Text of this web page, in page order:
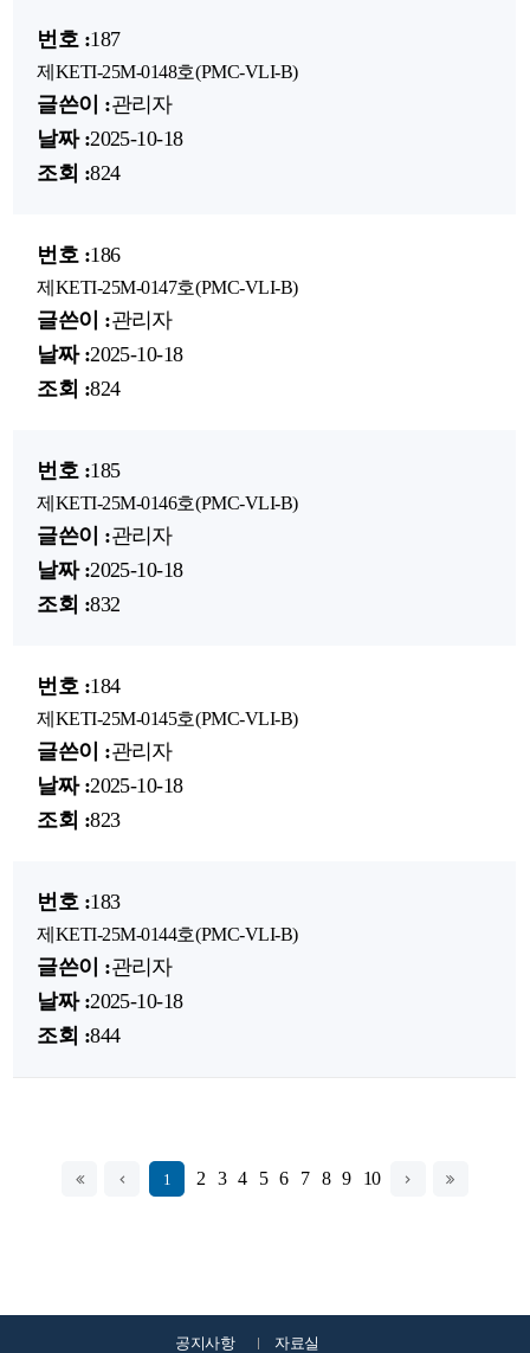
187
제KETI-25M-0148호(PMC-VLI-B)
관리자
2025-10-18
824
186
제KETI-25M-0147호(PMC-VLI-B)
관리자
2025-10-18
824
185
제KETI-25M-0146호(PMC-VLI-B)
관리자
2025-10-18
832
184
제KETI-25M-0145호(PMC-VLI-B)
관리자
2025-10-18
823
183
제KETI-25M-0144호(PMC-VLI-B)
관리자
2025-10-18
844
1 2 3 4 5 6 7 8 9 10
공지사항 자료실